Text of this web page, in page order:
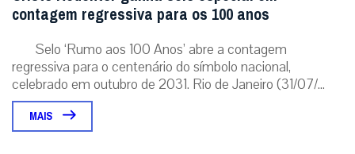
contagem regressiva para os 100 anos
Selo ‘Rumo aos 100 Anos’ abre a contagem
regressiva para o centenário do símbolo nacional,
celebrado em outubro de 2031. Rio de Janeiro (31/07/...
MAIS